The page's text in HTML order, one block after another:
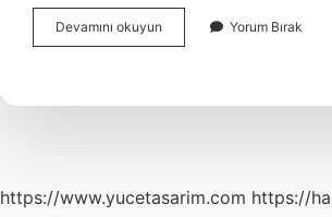
Devamını okuyun
Alfabesi
Yorum Bırak
https://www.yucetasarim.com https://